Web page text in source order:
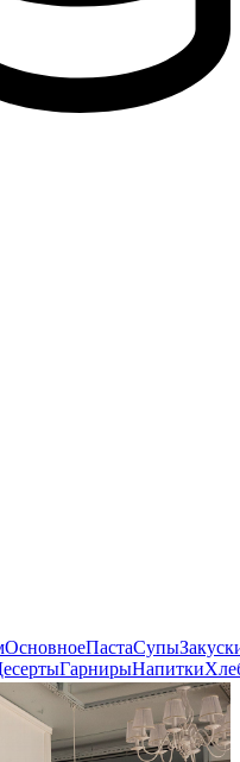
ОсновноеПастаСупы
ГарнирыНапитки